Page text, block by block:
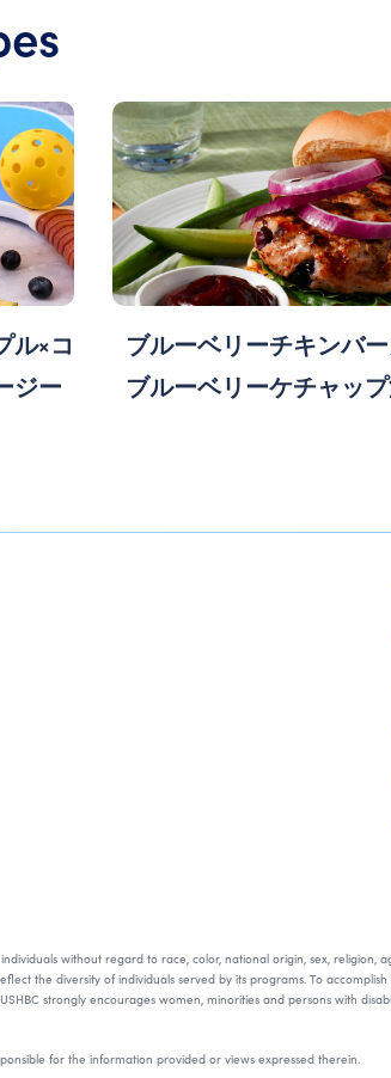
ル×コ
ジー
ブルーベリーチキンバ
ブルーベリーケチャップ
without regard to race, color, national origin, sex, religion,
the diversity of individuals served by its programs. To accomplish
strongly encourages women, minorities and persons with
for the information provided or views expressed therein.